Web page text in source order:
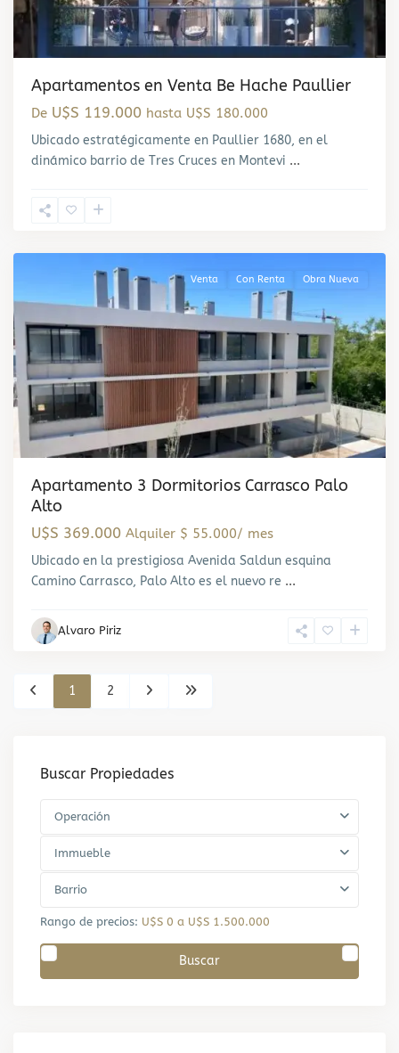
Apartamentos en Venta Be Hache Paullier
De U$S 119.000 hasta U$S 180.000
Ubicado estratégicamente en Paullier 1680, en el
dinámico barrio de Tres Cruces en Montevi ...
Carrasco
Venta Con Renta Obra Nueva
Apartamento 3 Dormitorios Carrasco Palo
Alto
U$S 369.000 Alquiler $ 55.000/ mes
Ubicado en la prestigiosa Avenida Saldun esquina
Camino Carrasco, Palo Alto es el nuevo re ...
Alvaro Piriz
1 2
Buscar Propiedades
Operación
Immueble
Barrio
Rango de precios: U$S 0 a U$S 1.500.000
Buscar